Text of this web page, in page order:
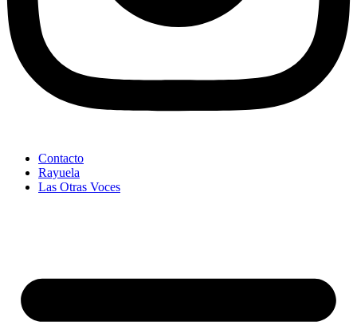
Contacto
Rayuela
Las Otras Voces